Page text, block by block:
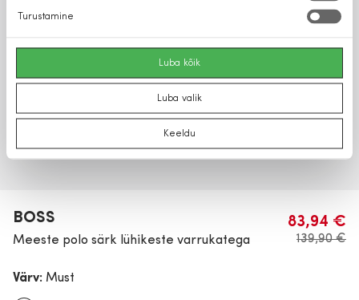
Turustamine
Luba kõik
Luba valik
Keeldu
BOSS
Meeste polo särk lühikeste varrukatega
83,94 €
139,90 €
Värv: Must